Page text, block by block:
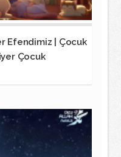
Efendimiz | Çocuk
Çocuk